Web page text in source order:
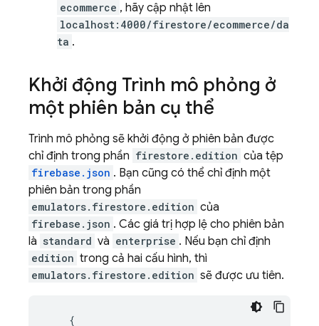
ecommerce , hãy cập nhật lên
localhost:4000/firestore/ecommerce/da
ta .
Khởi động Trình mô phỏng ở
một phiên bản cụ thể
Trình mô phỏng sẽ khởi động ở phiên bản được
chỉ định trong phần firestore.edition của tệp
firebase.json . Bạn cũng có thể chỉ định một
phiên bản trong phần
emulators.firestore.edition của
firebase.json . Các giá trị hợp lệ cho phiên bản
là standard và enterprise . Nếu bạn chỉ định
edition trong cả hai cấu hình, thì
emulators.firestore.edition sẽ được ưu tiên.
{